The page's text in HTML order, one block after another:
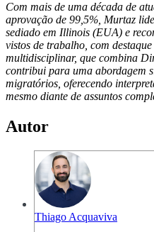
Com mais de uma década de
aprovação de 99,5%, Murtaz
sediado em Illinois (EUA) e
vistos de trabalho, com
multidisciplinar, que combina
contribui para uma abordagem
migratórios, oferecendo
mesmo diante de assuntos
Autor
Thiago Acquaviva